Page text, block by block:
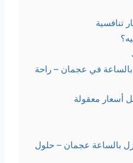
تنافسية
في عجمان – راحة
أسعار معقولة
بالساعة عجمان – حلول